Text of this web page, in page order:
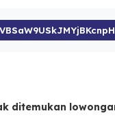
ditemukan